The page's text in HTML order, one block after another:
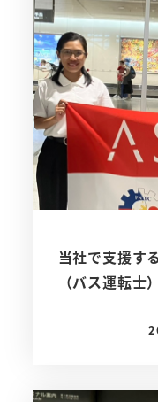
当社で支援す
（バス運転士